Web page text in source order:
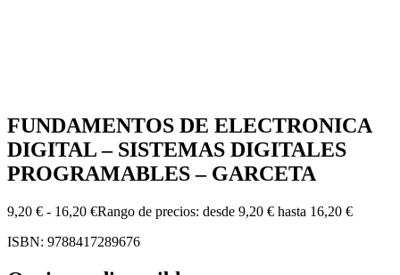
FUNDAMENTOS DE ELECTRONICA
DIGITAL – SISTEMAS DIGITALES
PROGRAMABLES – GARCETA
9,20 € - 16,20 €Rango de precios: desde 9,20 € hasta 16,20 €
ISBN: 9788417289676